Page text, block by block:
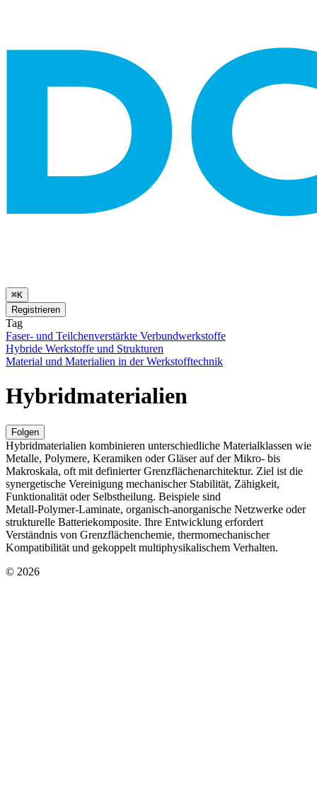
⌘K
Registrieren
Tag
Faser- und Teilchenverstärkte Verbundwerkstoffe
Hybride Werkstoffe und Strukturen
Material und Materialien in der Werkstofftechnik
Hybridmaterialien
Folgen
Hybridmaterialien kombinieren unterschiedliche Materialklassen wie
Metalle, Polymere, Keramiken oder Gläser auf der Mikro‑ bis
Makroskala, oft mit definierter Grenzflächenarchitektur. Ziel ist die
synergetische Vereinigung mechanischer Stabilität, Zähigkeit,
Funktionalität oder Selbstheilung. Beispiele sind
Metall‑Polymer‑Laminate, organisch‑anorganische Netzwerke oder
strukturelle Batteriekomposite. Ihre Entwicklung erfordert
Verständnis von Grenzflächenchemie, thermomechanischer
Kompatibilität und gekoppelt multiphysikalischem Verhalten.
© 2026